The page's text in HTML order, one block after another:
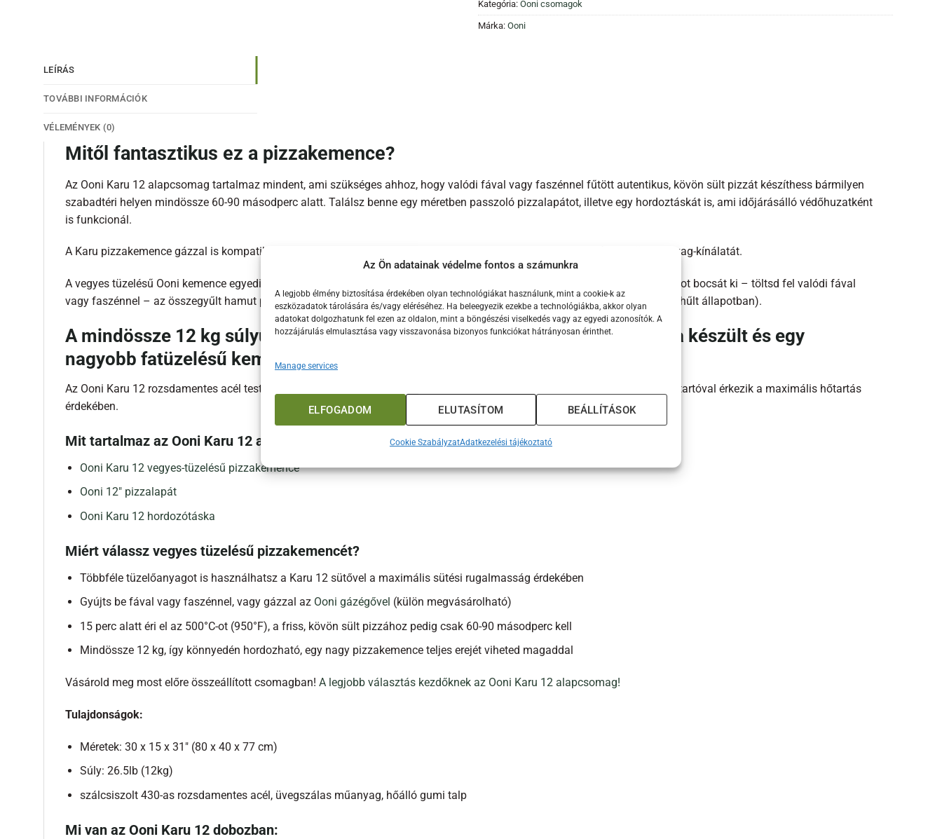
Az Ön adatainak védelme fontos a számunkra
A legjobb élmény biztosítása érdekében olyan technológiákat használunk, mint a cookie-k az
eszközadatok tárolására és/vagy eléréséhez. Ha beleegyezik ezekbe a technológiákba, akkor olyan
adatokat dolgozhatunk fel ezen az oldalon, mint a böngészési viselkedés vagy az egyedi azonosítók. A
hozzájárulás elmulasztása vagy visszavonása bizonyos funkciókat hátrányosan érinthet.
Manage services
ELFOGADOM ELUTASÍTOM BEÁLLÍTÁSOK
Cookie SzabályzatAdatkezelési tájékoztató
Kategória: Ooni csomagok
Márka: Ooni
LEÍRÁS
TOVÁBBI INFORMÁCIÓK
VÉLEMÉNYEK (0)
Mitől fantasztikus ez a pizzakemence?
Az Ooni Karu 12 alapcsomag tartalmaz mindent, ami szükséges ahhoz, hogy valódi fával vagy faszénnel fűtött autentikus, kövön sült pizzát készíthess bármilyen
szabadtéri helyen mindössze 60-90 másodperc alatt. Találsz benne egy méretben passzoló pizzalapátot, illetve egy hordoztáskát is, ami időjárásálló védőhuzatként
is funkcionál.
A Karu pizzakemence gázzal is kompatibilis – egyszerűen rendelj egy Karu 12 gázégő tartozékot, hogy kibővítse az üzemanyag-kínálatát.
A vegyes tüzelésű Ooni kemence egyedi tervezésű üzemanyagtálcája maximalizálja a légáramlást, és erőteljes, perzselő lángot bocsát ki – töltsd fel valódi fával
vagy faszénnel – az összegyűlt hamut pedig nagyon egyszerű kitisztítani: csak vedd ki a tűzteret és borítsd a szemetesbe (kihűlt állapotban).
A mindössze 12 kg súlyú Ooni Karu 12 a hordozhatóságot szem előtt tartva készült és egy
nagyobb fatüzelésű kemence teljesítményét és hőjét kínálja.
Az Ooni Karu 12 rozsdamentes acél teste kerámiaszálas szigetelésű, extra vastag Ooni sütőkővel és szabadalmaztatott lángtartóval érkezik a maximális hőtartás
érdekében.
Mit tartalmaz az Ooni Karu 12 alapcsomag?
Ooni Karu 12 vegyes-tüzelésű pizzakemence
Ooni 12″ pizzalapát
Ooni Karu 12 hordozótáska
Miért válassz vegyes tüzelésű pizzakemencét?
Többféle tüzelőanyagot is használhatsz a Karu 12 sütővel a maximális sütési rugalmasság érdekében
Gyújts be fával vagy faszénnel, vagy gázzal az Ooni gázégővel (külön megvásárolható)
15 perc alatt éri el az 500°C-ot (950°F), a friss, kövön sült pizzához pedig csak 60-90 másodperc kell
Mindössze 12 kg, így könnyedén hordozható, egy nagy pizzakemence teljes erejét viheted magaddal
Vásárold meg most előre összeállított csomagban! A legjobb választás kezdőknek az Ooni Karu 12 alapcsomag!
Tulajdonságok:
Méretek: 30 x 15 x 31″ (80 x 40 x 77 cm)
Súly: 26.5lb (12kg)
szálcsiszolt 430-as rozsdamentes acél, üvegszálas műanyag, hőálló gumi talp
Mi van az Ooni Karu 12 dobozban: